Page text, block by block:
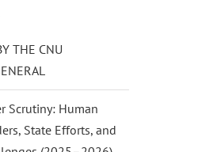
THE CNU
Scrutiny: Human
State Efforts, and